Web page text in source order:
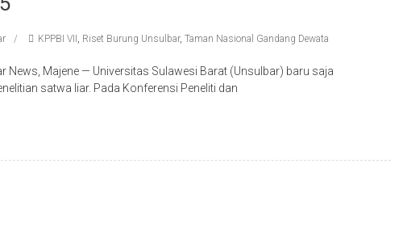
KPPBI VII Riset Burung Unsulbar, Taman Nasional Gandang Dewata
News, Majene — Universitas Sulawesi Barat (Unsulbar) baru saja
satwa liar. Pada Konferensi Peneliti dan